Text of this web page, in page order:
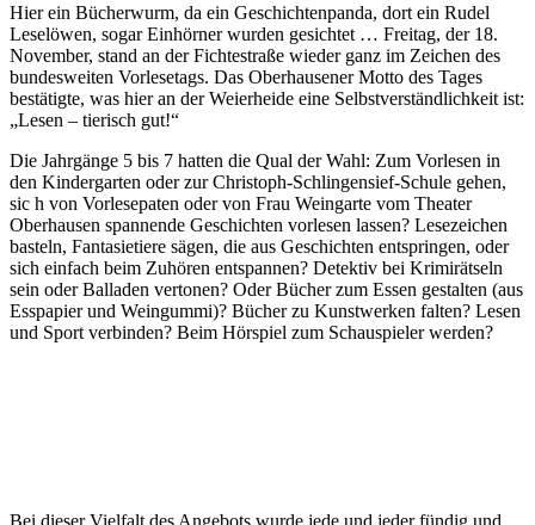
Hier ein Bücherwurm, da ein Geschichtenpanda, dort ein Rudel
Leselöwen, sogar Einhörner wurden gesichtet … Freitag, der 18.
November, stand an der Fichtestraße wieder ganz im Zeichen des
bundesweiten Vorlesetags. Das Oberhausener Motto des Tages
bestätigte, was hier an der Weierheide eine Selbstverständlichkeit ist:
„Lesen – tierisch gut!“
Die Jahrgänge 5 bis 7 hatten die Qual der Wahl: Zum Vorlesen in
den Kindergarten oder zur Christoph-Schlingensief-Schule gehen,
sic h von Vorlesepaten oder von Frau Weingarte vom Theater
Oberhausen spannende Geschichten vorlesen lassen? Lesezeichen
basteln, Fantasietiere sägen, die aus Geschichten entspringen, oder
sich einfach beim Zuhören entspannen? Detektiv bei Krimirätseln
sein oder Balladen vertonen? Oder Bücher zum Essen gestalten (aus
Esspapier und Weingummi)? Bücher zu Kunstwerken falten? Lesen
und Sport verbinden? Beim Hörspiel zum Schauspieler werden?
Bei dieser Vielfalt des Angebots wurde jede und jeder fündig und